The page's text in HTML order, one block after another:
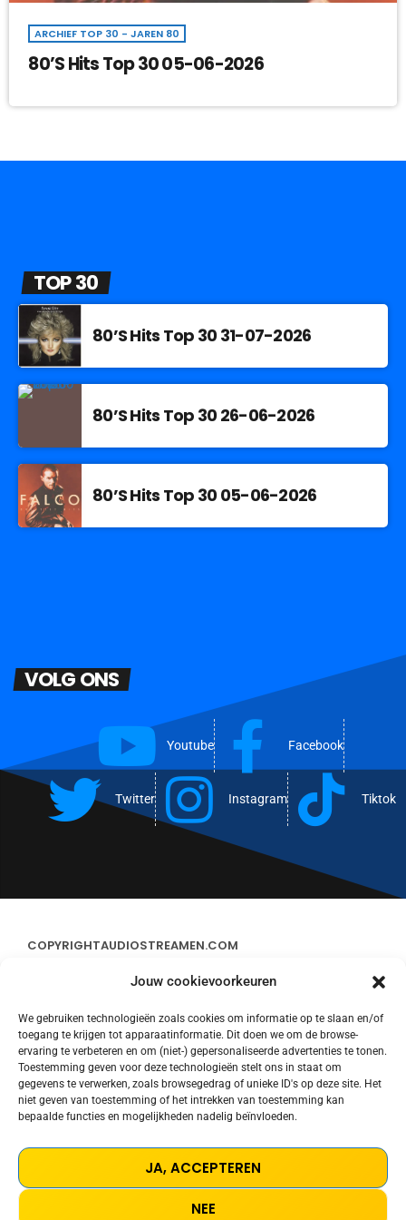
Jouw cookievoorkeuren
We gebruiken technologieën zoals cookies om informatie op te slaan en/of
toegang te krijgen tot apparaatinformatie. Dit doen we om de browse-
ervaring te verbeteren en om (niet-) gepersonaliseerde advertenties te tonen.
Toestemming geven voor deze technologieën stelt ons in staat om
gegevens te verwerken, zoals browsegedrag of unieke ID's op deze site. Het
niet geven van toestemming of het intrekken van toestemming kan
bepaalde functies en mogelijkheden nadelig beïnvloeden.
JA, ACCEPTEREN
NEE
ARCHIEF TOP 30 - JAREN 80
80’S Hits Top 30 05-06-2026
TOP 30
80’S Hits Top 30 31-07-2026
80’S Hits Top 30 26-06-2026
80’S Hits Top 30 05-06-2026
VOLG ONS
Youtube Facebook
Twitter Instagram Tiktok
COPYRIGHTAUDIOSTREAMEN.COM
CONTACT
STREAMS
COOKIE POLICY (EU)